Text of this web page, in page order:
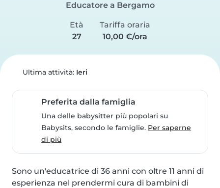
Educatore a Bergamo
Età
27
Tariffa oraria
10,00 €/ora
Ultima attività: Ieri
Preferita dalla famiglia
Una delle babysitter più popolari su
Babysits, secondo le famiglie. Per saperne
di più
Sono un'educatrice di 36 anni con oltre 11 anni di
esperienza nel prendermi cura di bambini di